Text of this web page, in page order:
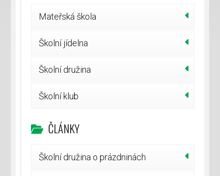
Mateřská škola
Školní jídelna
Školní družina
Školní klub
ČLÁNKY
Školní družina o prázdninách